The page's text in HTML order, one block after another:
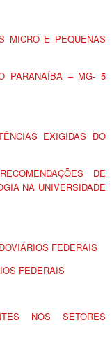
MICRO E PEQUENAS
PARANAÍBA – MG- 5
EXIGIDAS DO
DE
NA UNIVERSIDADE
FEDERAIS
FEDERAIS
NOS SETORES